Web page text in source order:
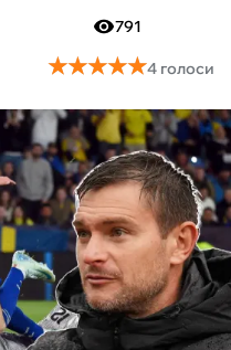
791
★★★★★
★★★★★4 голоси